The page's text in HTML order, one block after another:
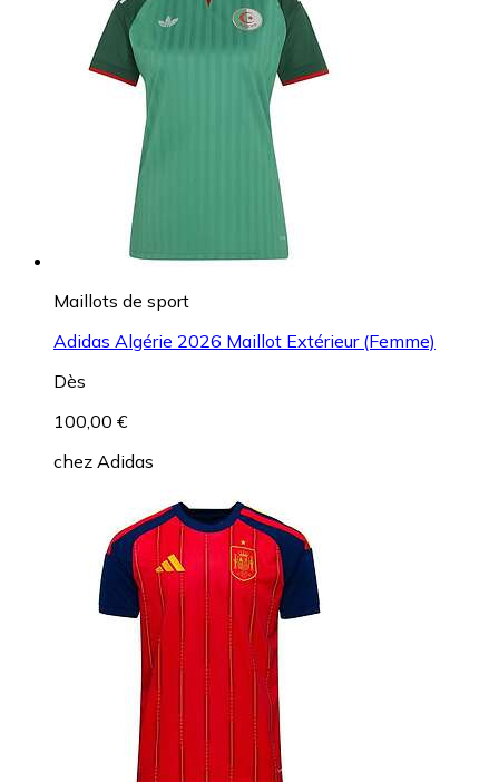
Maillots de sport
Adidas Algérie 2026 Maillot Extérieur (Femme)
Dès
100,00 €
chez Adidas